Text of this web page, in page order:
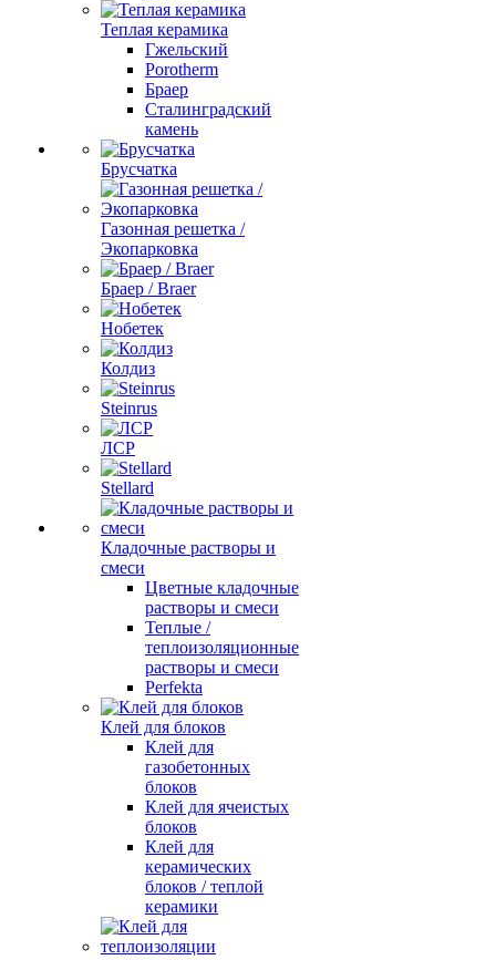
Теплая керамика
Гжельский
Porotherm
Браер
Сталинградский
камень
Брусчатка
Газонная решетка /
Экопарковка
Браер / Braer
Нобетек
Колдиз
Steinrus
ЛСР
Stellard
Кладочные растворы и
смеси
Цветные кладочные
растворы и смеси
Теплые /
теплоизоляционные
растворы и смеси
Perfekta
Клей для блоков
Клей для
газобетонных
блоков
Клей для ячеистых
блоков
Клей для
керамических
блоков / теплой
керамики